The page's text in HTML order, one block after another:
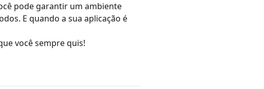
pode garantir um ambiente
E quando a sua aplicação é
você sempre quis!